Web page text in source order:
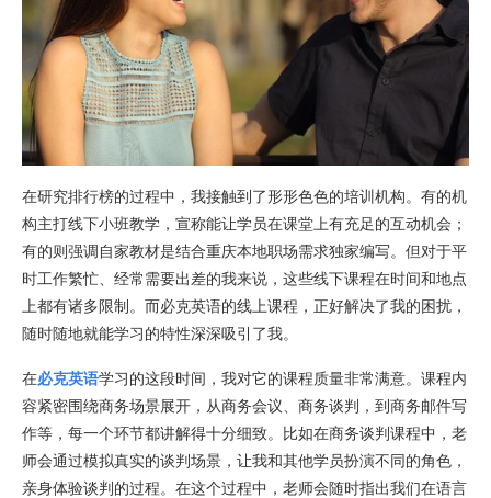
在研究排行榜的过程中，我接触到了形形色色的培训机构。有的机
构主打线下小班教学，宣称能让学员在课堂上有充足的互动机会；
有的则强调自家教材是结合重庆本地职场需求独家编写。但对于平
时工作繁忙、经常需要出差的我来说，这些线下课程在时间和地点
上都有诸多限制。而必克英语的线上课程，正好解决了我的困扰，
随时随地就能学习的特性深深吸引了我。
在必克英语学习的这段时间，我对它的课程质量非常满意。课程内
容紧密围绕商务场景展开，从商务会议、商务谈判，到商务邮件写
作等，每一个环节都讲解得十分细致。比如在商务谈判课程中，老
师会通过模拟真实的谈判场景，让我和其他学员扮演不同的角色，
亲身体验谈判的过程。在这个过程中，老师会随时指出我们在语言